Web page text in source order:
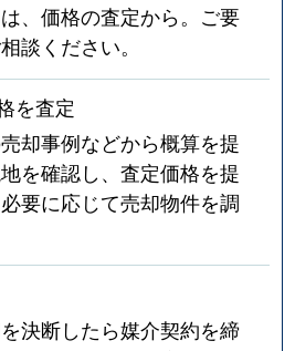
、価格の査定から。ご要
談ください。
を査定
却事例などから概算を提
を確認し、査定価格を提
要に応じて売却物件を調
決断したら媒介契約を締